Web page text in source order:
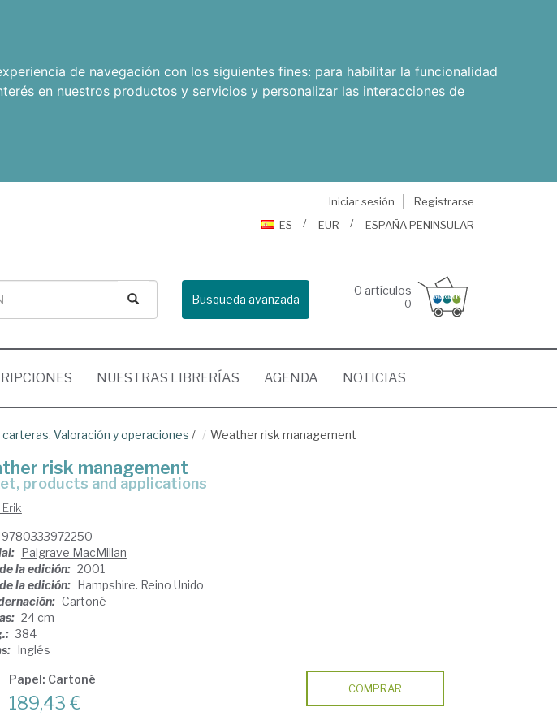
de navegación con los siguientes fines: para habilitar la funcionalidad
en nuestros productos y servicios y personalizar las interacciones de
Iniciar sesión
Registrarse
ES
EUR ESPAÑA PENINSULAR
Busqueda avanzada
0 artículos
0
NUESTRAS LIBRERÍAS AGENDA NOTICIAS
Valoración y operaciones / Weather risk management
risk management
products and applications
9780333972250
Palgrave MacMillan
la edición: 2001
la edición: Hampshire. Reino Unido
Cartoné
24 cm
384
Inglés
Papel: Cartoné
189,43 €
COMPRAR